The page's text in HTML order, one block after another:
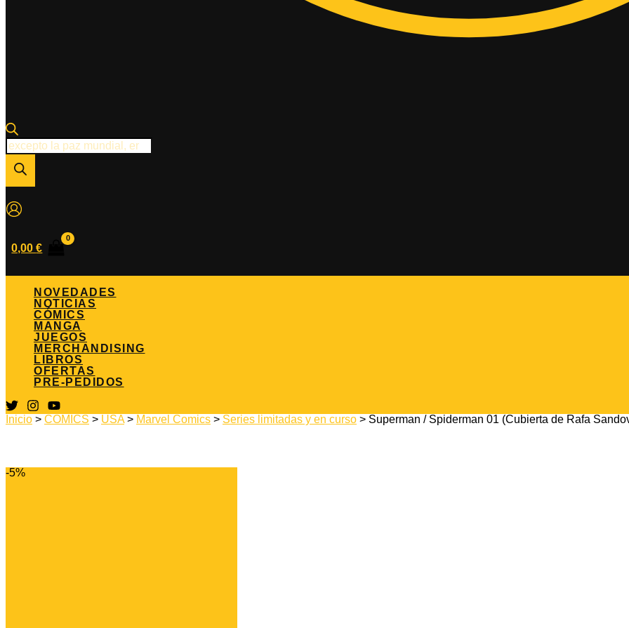
Búsqueda
de
productos
0,00€
NOVEDADES
NOTICIAS
CÓMICS
MANGA
JUEGOS
MERCHANDISING
LIBROS
OFERTAS
PRE-PEDIDOS
Inicio > CÓMICS > USA > Marvel Comics > Series limitadas y en curso > Superman / Spiderman 01 (Cubierta de Rafa
-5%